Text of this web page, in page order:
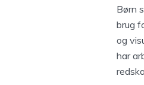
Børn
brug
og
har